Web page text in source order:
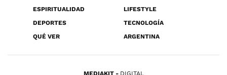
ESPIRITUALIDAD
LIFESTYLE
DEPORTES
TECNOLOGÍA
QUÉ VER
ARGENTINA